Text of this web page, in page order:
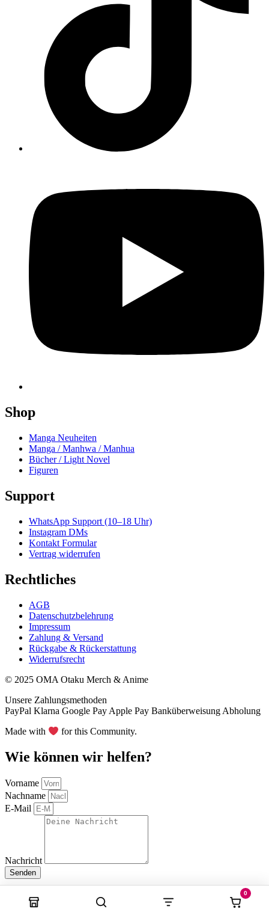
0
Shop
Manga Neuheiten
Manga / Manhwa / Manhua
Bücher / Light Novel
Figuren
Support
WhatsApp Support (10–18 Uhr)
Instagram DMs
Kontakt Formular
Vertrag widerrufen
Rechtliches
AGB
Datenschutzbelehrung
Impressum
Zahlung & Versand
Rückgabe & Rückerstattung
Widerrufsrecht
© 2025 OMA Otaku Merch & Anime
Unsere Zahlungsmethoden
PayPal Klarna Google Pay Apple Pay Banküberweisung Abholung
Made with for this Community.
Wie können wir helfen?
Vorname
Nachname
E-Mail
Nachricht
Senden